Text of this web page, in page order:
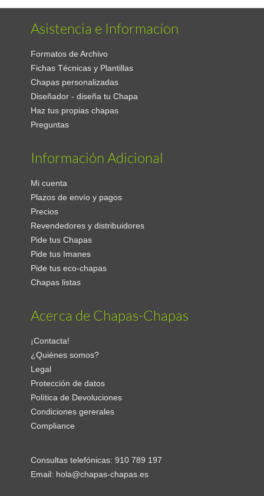
Asistencia e Informacíon
Formatos de Archivo
Fichas Técnicas y Plantillas
Chapas personalizadas
Diseñador - diseña tu Chapa
Haz tus propias chapas
Preguntas
Información Adicional
Mi cuenta
Plazos de envío y pagos
Precios
Revendedores y distribuidores
Pide tus Chapas
Pide tus Imanes
Pide tus eco-chapas
Chapas listas
Acerca de Chapas-Chapas
¡Contacta!
¿Quiénes somos?
Legal
Protección de datos
Política de Devoluciones
Condiciones gererales
Compliance
Consultas telefónicas:910 789 197
Email: hola@chapas-chapas.es